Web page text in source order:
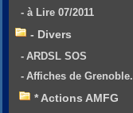
- à Lire 07/2011
- Divers
- ARDSL SOS
- Affiches de Grenoble.
* Actions AMFG